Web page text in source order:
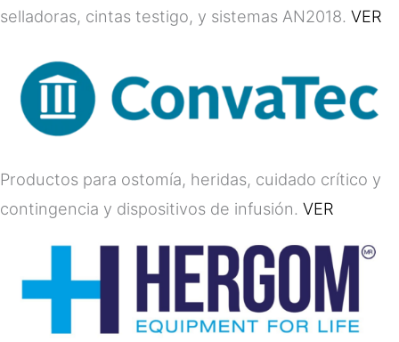
selladoras, cintas testigo, y sistemas AN2018. VER
Productos para ostomía, heridas, cuidado crítico y
contingencia y dispositivos de infusión. VER